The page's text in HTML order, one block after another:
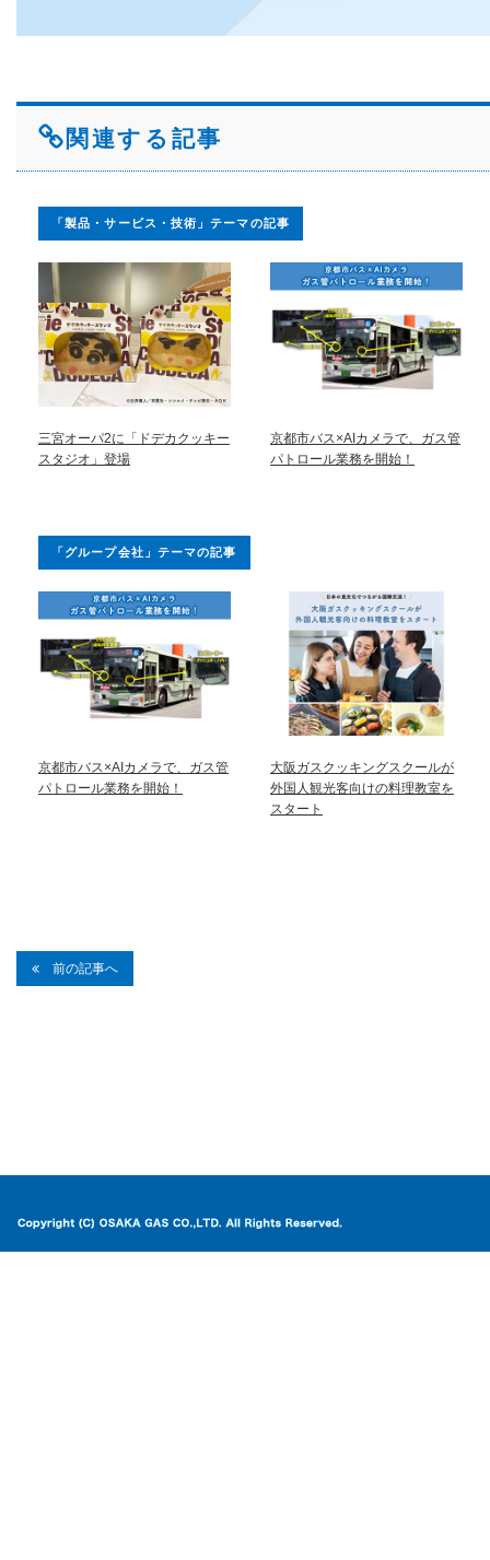
関連する記事
「製品・サービス・技術」テーマの記事
三宮オーパ2に「ドデカクッキー
スタジオ」登場
京都市バス×AIカメラで、ガス管
パトロール業務を開始！
「グループ会社」テーマの記事
京都市バス×AIカメラで、ガス管
パトロール業務を開始！
大阪ガスクッキングスクールが
外国人観光客向けの料理教室を
スタート
前の記事へ